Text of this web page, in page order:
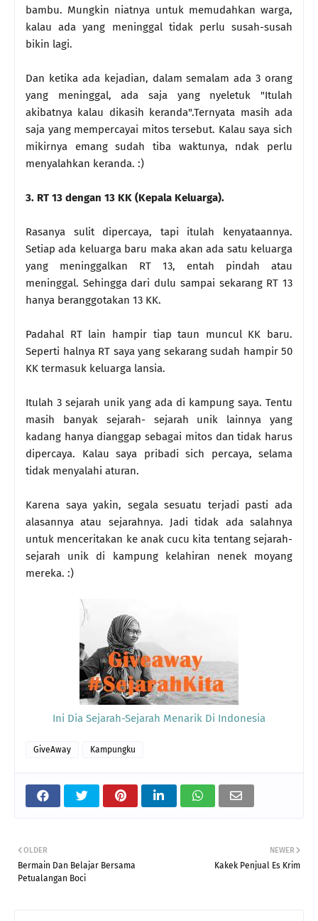
bambu. Mungkin niatnya untuk memudahkan warga,
kalau ada yang meninggal tidak perlu susah-susah
bikin lagi.
Dan ketika ada kejadian, dalam semalam ada 3 orang
yang meninggal, ada saja yang nyeletuk "Itulah
akibatnya kalau dikasih keranda".Ternyata masih ada
saja yang mempercayai mitos tersebut. Kalau saya sich
mikirnya emang sudah tiba waktunya, ndak perlu
menyalahkan keranda. :)
3. RT 13 dengan 13 KK (Kepala Keluarga).
Rasanya sulit dipercaya, tapi itulah kenyataannya.
Setiap ada keluarga baru maka akan ada satu keluarga
yang meninggalkan RT 13, entah pindah atau
meninggal. Sehingga dari dulu sampai sekarang RT 13
hanya beranggotakan 13 KK.
Padahal RT lain hampir tiap taun muncul KK baru.
Seperti halnya RT saya yang sekarang sudah hampir 50
KK termasuk keluarga lansia.
Itulah 3 sejarah unik yang ada di kampung saya. Tentu
masih banyak sejarah- sejarah unik lainnya yang
kadang hanya dianggap sebagai mitos dan tidak harus
dipercaya. Kalau saya pribadi sich percaya, selama
tidak menyalahi aturan.
Karena saya yakin, segala sesuatu terjadi pasti ada
alasannya atau sejarahnya. Jadi tidak ada salahnya
untuk menceritakan ke anak cucu kita tentang sejarah-
sejarah unik di kampung kelahiran nenek moyang
mereka. :)
Ini Dia Sejarah-Sejarah Menarik Di Indonesia
GiveAway Kampungku
NEWER
Kakek Penjual Es Krim
OLDER
Bermain Dan Belajar Bersama
Petualangan Boci